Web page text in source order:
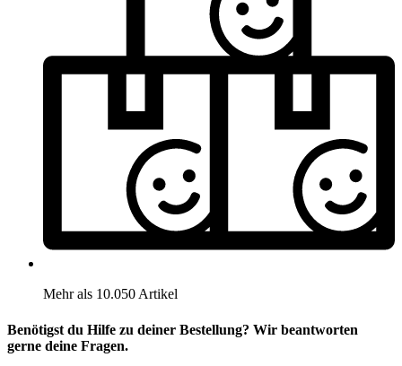
Mehr als 10.050 Artikel
Benötigst du Hilfe zu deiner Bestellung? Wir beantworten
gerne deine Fragen.